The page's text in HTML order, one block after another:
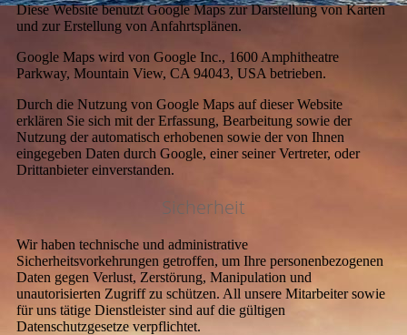
Diese Website benutzt Google Maps zur Darstellung von Karten
und zur Erstellung von Anfahrtsplänen.
Google Maps wird von Google Inc., 1600 Amphitheatre
Parkway, Mountain View, CA 94043, USA betrieben.
Durch die Nutzung von Google Maps auf dieser Website
erklären Sie sich mit der Erfassung, Bearbeitung sowie der
Nutzung der automatisch erhobenen sowie der von Ihnen
eingegeben Daten durch Google, einer seiner Vertreter, oder
Drittanbieter einverstanden.
Sicherheit
Wir haben technische und administrative
Sicherheitsvorkehrungen getroffen, um Ihre personenbezogenen
Daten gegen Verlust, Zerstörung, Manipulation und
unautorisierten Zugriff zu schützen. All unsere Mitarbeiter sowie
für uns tätige Dienstleister sind auf die gültigen
Datenschutzgesetze verpflichtet.